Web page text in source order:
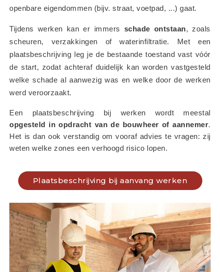
openbare eigendommen (bijv. straat, voetpad, ...) gaat.
Tijdens werken kan er immers schade ontstaan, zoals
scheuren, verzakkingen of waterinfiltratie. Met een
plaatsbeschrijving leg je de bestaande toestand vast vóór
de start, zodat achteraf duidelijk kan worden vastgesteld
welke schade al aanwezig was en welke door de werken
werd veroorzaakt.
opgesteld in opdracht van de bouwheer of aannemer.
Het is dan ook verstandig om vooraf advies te vragen: zij
weten welke zones een verhoogd risico lopen.
Plaatsbeschrijving bij aanvang werken